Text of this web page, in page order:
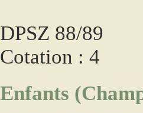
DPSZ 88/89
Cotation : 4
Enfants